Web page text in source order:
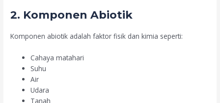
2. Komponen Abiotik
Komponen abiotik adalah faktor fisik dan kimia seperti:
Cahaya matahari
Suhu
Air
Udara
Tanah